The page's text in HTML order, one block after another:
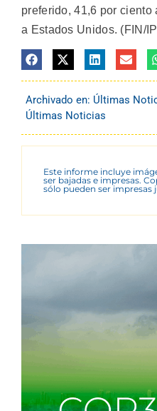
preferido, 41,6 por ciento
a Estados Unidos. (FIN/
Archivado en: Últimas
Últimas Noticias
Este informe incluye
ser bajadas e impresas.
sólo pueden ser